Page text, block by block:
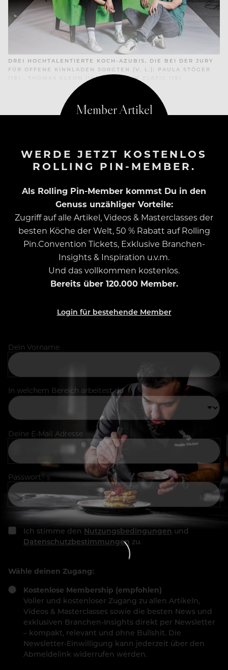
DREI HOCHTALENTIERTE KOCH-AZUBIS, DIE BEI DER JURY
FÜR OFFENE KINNLADEN SORGTEN (V. L.): PAULA STÖGER
(18) , THOMAS KLEON (18) UND AJDIN ZLATIC (18)
WERDE JETZT KOSTENLOS
ROLLING PIN-MEMBER.
Als Rolling Pin-Member kommst Du in den
Genuss unzähliger Vorteile:
Zugriff auf alle Artikel, Videos & Masterclasses der
besten Köche der Welt, 50 % Rabatt auf Rolling
Pin.Convention Tickets, Exklusive Branchen-
Insights & Inspiration u.v.m.
Und das vollkommen kostenlos.
Bereits über 120.000 Member.
Login für bestehende Member
Dein Vorname
In welchem Bereich arbeitest du
Deine E-Mail Adresse
Passwort
Ich stimme den Nutzungsbedingungen und
Datenschutzbestimmungen zu.
Wähle deinen Zugang:
Kostenlose Membership (empfohlen)
Voller und kostenloser Zugang zu allen Artikeln,
Videos & Masterclasses sowie die besten News und
exklusiven Branchen-Insights direkt per Newsletter
– kompakt, relevant und ohne Bullshit. Die
Newsletter-Einwilligung kann jederzeit über den
Abmeldelink widerrufen werden.